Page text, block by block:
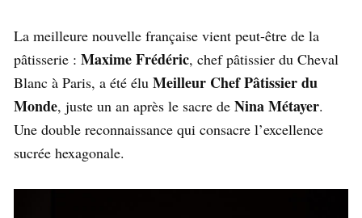
La meilleure nouvelle française vient peut-être de la
pâtisserie : Maxime Frédéric, chef pâtissier du Cheval
Blanc à Paris, a été élu Meilleur Chef Pâtissier du
Monde, juste un an après le sacre de Nina Métayer.
Une double reconnaissance qui consacre l’excellence
sucrée hexagonale.